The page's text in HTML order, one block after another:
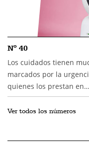
Nº 40
Los cuidados tienen
marcados por la
quienes los prestan en…
Ver todos los números